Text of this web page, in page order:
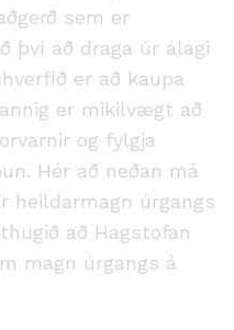
sem er
því að draga úr álagi
er að kaupa
er mikilvægt að
og fylgja
Hér að neðan má
úrgangs
að Hagstofan
magn úrgangs á